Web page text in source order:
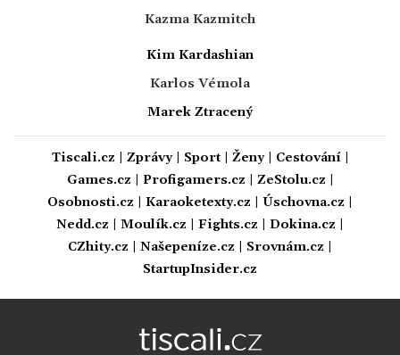
Kazma Kazmitch
Kim Kardashian
Karlos Vémola
Marek Ztracený
Tiscali.cz Zprávy| Sport| Ženy| Cestování|
Games.cz
Profigamers.cz ZeStolu.cz
Osobnosti.cz
Karaoketexty.cz Úschovna.cz
Nedd.cz
Moulík.cz Fights.cz Dokina.cz
CZhity.cz
Našepeníze.cz Srovnám.cz
StartupInsider.cz